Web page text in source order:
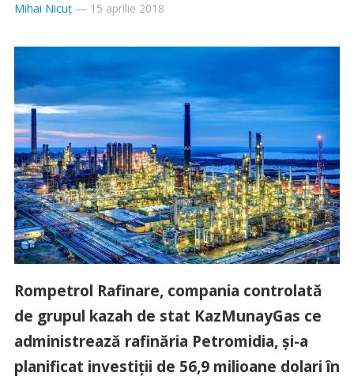
Mihai Nicuț— 15 aprilie 2018
Rompetrol Rafinare, compania controlată
de grupul kazah de stat KazMunayGas ce
administrează rafinăria Petromidia, şi-a
planificat investiţii de 56,9 milioane dolari în